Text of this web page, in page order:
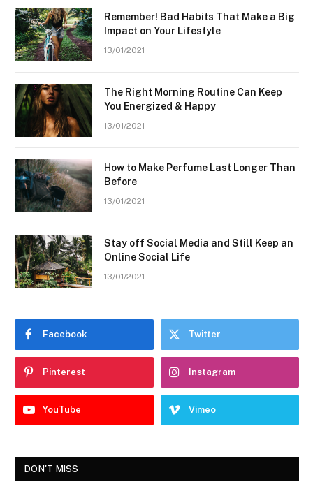
Remember! Bad Habits That Make a Big
Impact on Your Lifestyle
13/01/2021
The Right Morning Routine Can Keep
You Energized & Happy
13/01/2021
How to Make Perfume Last Longer Than
Before
13/01/2021
Stay off Social Media and Still Keep an
Online Social Life
13/01/2021
Facebook Twitter
Pinterest Instagram
YouTube Vimeo
DON'T MISS